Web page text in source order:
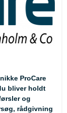
ProCare
bliver holdt
og
rådgivning